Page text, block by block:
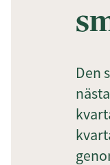
Den